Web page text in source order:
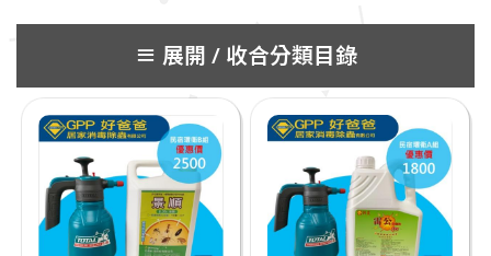
分類目錄